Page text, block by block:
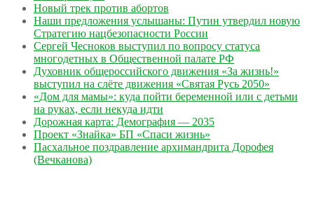
Новый трек против абортов
Наши предложения услышаны: Путин утвердил новую
Стратегию нацбезопасности России
Сергей Чесноков выступил по вопросу статуса
многодетных в Общественной палате РФ
Духовник общероссийского движения «За жизнь!»
выступил на слёте движения «Святая Русь 2050»
«Дом для мамы»: куда пойти беременной или с детьми
на руках, если некуда идти
Дорожная карта: Демография — 2035
Проект «Знайка» БП «Спаси жизнь»
Пасхальное поздравление архимандрита Дорофея
(Вечканова)